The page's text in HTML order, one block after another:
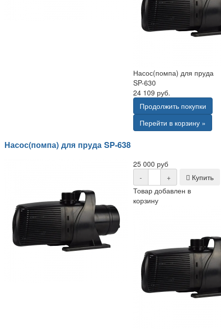
Насос(помпа) для пруда
SP-630
24 109 руб.
Продолжить покупки
Перейти в корзину »
Насос(помпа) для пруда SP-638
25 000 руб
-
+
Купить
Товар добавлен в
корзину